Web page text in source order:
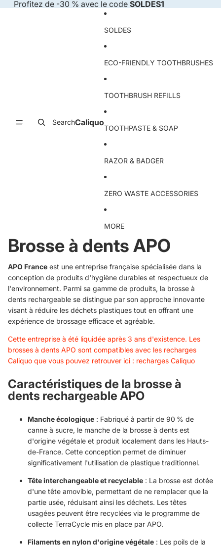
Profitez de -30 % avec le code SOLDES1
SearchCaliquo
SOLDES
ECO-FRIENDLY TOOTHBRUSHES
TOOTHBRUSH REFILLS
TOOTHPASTE & SOAP
RAZOR & BADGER
ZERO WASTE ACCESSORIES
MORE
Brosse à dents APO
APO France est une entreprise française spécialisée dans la
conception de produits d'hygiène durables et respectueux de
l'environnement. Parmi sa gamme de produits, la brosse à
dents rechargeable se distingue par son approche innovante
visant à réduire les déchets plastiques tout en offrant une
expérience de brossage efficace et agréable.
Cette entreprise à été liquidée après 3 ans d'existence. Les
brosses à dents APO sont compatibles avec les recharges
Caliquo que vous pouvez retrouver ici : recharges Caliquo
Caractéristiques de la brosse à
dents rechargeable APO
Manche écologique : Fabriqué à partir de 90 % de
canne à sucre, le manche de la brosse à dents est
d'origine végétale et produit localement dans les Hauts-
de-France. Cette conception permet de diminuer
significativement l'utilisation de plastique traditionnel.
Tête interchangeable et recyclable : La brosse est dotée
d'une tête amovible, permettant de ne remplacer que la
partie usée, réduisant ainsi les déchets. Les têtes
usagées peuvent être recyclées via le programme de
collecte TerraCycle mis en place par APO.
Filaments en nylon d'origine végétale : Les poils de la